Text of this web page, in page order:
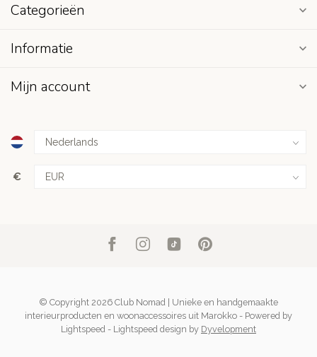
Categorieën
Informatie
Mijn account
€
© Copyright 2026 Club Nomad | Unieke en handgemaakte
interieurproducten en woonaccessoires uit Marokko - Powered by
Lightspeed - Lightspeed design by Dyvelopment